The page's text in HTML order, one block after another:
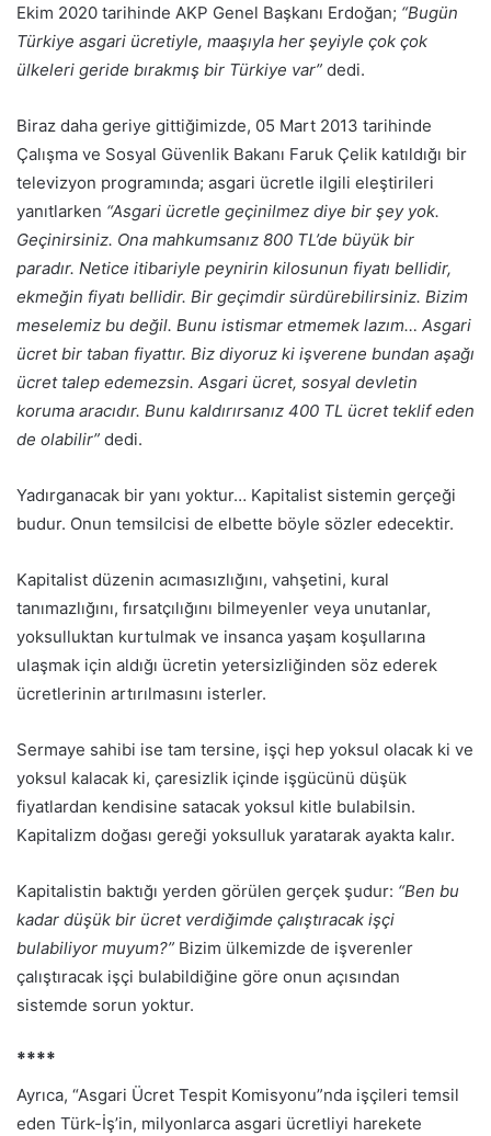
Ekim 2020 tarihinde AKP Genel Başkanı Erdoğan; “Bugün
Türkiye asgari ücretiyle, maaşıyla her şeyiyle çok çok
ülkeleri geride bırakmış bir Türkiye var” dedi.
Biraz daha geriye gittiğimizde, 05 Mart 2013 tarihinde
Çalışma ve Sosyal Güvenlik Bakanı Faruk Çelik katıldığı bir
televizyon programında; asgari ücretle ilgili eleştirileri
yanıtlarken “Asgari ücretle geçinilmez diye bir şey yok.
Geçinirsiniz. Ona mahkumsanız 800 TL’de büyük bir
paradır. Netice itibariyle peynirin kilosunun fiyatı bellidir,
ekmeğin fiyatı bellidir. Bir geçimdir sürdürebilirsiniz. Bizim
meselemiz bu değil. Bunu istismar etmemek lazım… Asgari
ücret bir taban fiyattır. Biz diyoruz ki işverene bundan aşağı
ücret talep edemezsin. Asgari ücret, sosyal devletin
koruma aracıdır. Bunu kaldırırsanız 400 TL ücret teklif eden
de olabilir” dedi.
Yadırganacak bir yanı yoktur… Kapitalist sistemin gerçeği
budur. Onun temsilcisi de elbette böyle sözler edecektir.
Kapitalist düzenin acımasızlığını, vahşetini, kural
tanımazlığını, fırsatçılığını bilmeyenler veya unutanlar,
yoksulluktan kurtulmak ve insanca yaşam koşullarına
ulaşmak için aldığı ücretin yetersizliğinden söz ederek
ücretlerinin artırılmasını isterler.
Sermaye sahibi ise tam tersine, işçi hep yoksul olacak ki ve
yoksul kalacak ki, çaresizlik içinde işgücünü düşük
fiyatlardan kendisine satacak yoksul kitle bulabilsin.
Kapitalizm doğası gereği yoksulluk yaratarak ayakta kalır.
Kapitalistin baktığı yerden görülen gerçek şudur: “Ben bu
kadar düşük bir ücret verdiğimde çalıştıracak işçi
bulabiliyor muyum?” Bizim ülkemizde de işverenler
çalıştıracak işçi bulabildiğine göre onun açısından
sistemde sorun yoktur.
****
Ayrıca, “Asgari Ücret Tespit Komisyonu”nda işçileri temsil
eden Türk-İş’in, milyonlarca asgari ücretliyi harekete